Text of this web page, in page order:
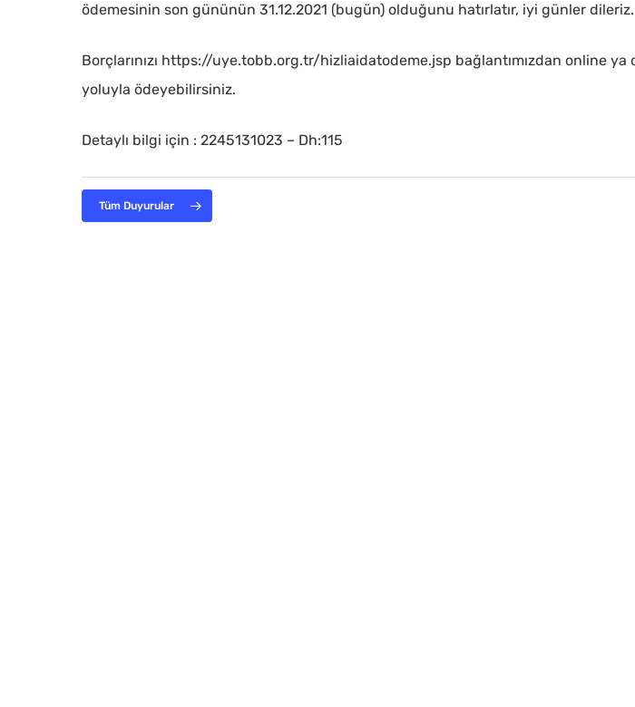
ödemesinin son gününün 31.12.2021 (bugün) olduğunu hatırlatır, iyi günler dileriz.
Borçlarınızı https://uye.tobb.org.tr/hizliaidatodeme.jsp bağlantımızdan online ya
yoluyla ödeyebilirsiniz.
Detaylı bilgi için : 2245131023 – Dh:115
Tüm Duyurular